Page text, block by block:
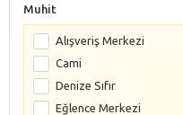
Muhit
Alışveriş Merkezi
Cami
Denize Sıfır
Eğlence Merkezi